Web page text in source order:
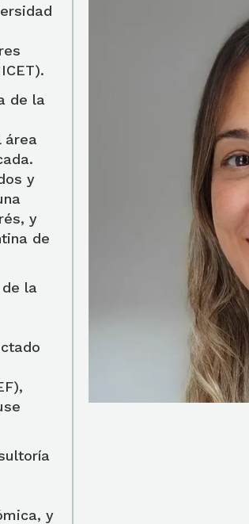
de la
área
y
y
de
la
y